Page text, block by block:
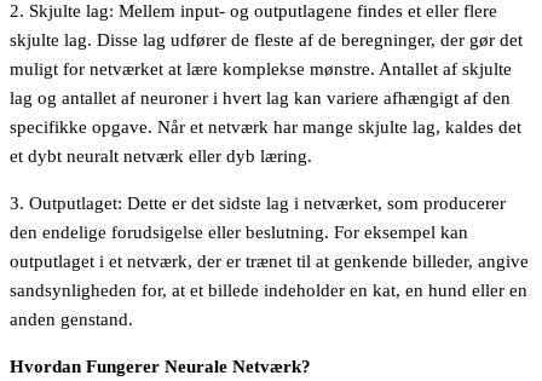
2. Skjulte lag: Mellem input- og outputlagene findes et eller flere
skjulte lag. Disse lag udfører de fleste af de beregninger, der gør det
muligt for netværket at lære komplekse mønstre. Antallet af skjulte
lag og antallet af neuroner i hvert lag kan variere afhængigt af den
specifikke opgave. Når et netværk har mange skjulte lag, kaldes det
et dybt neuralt netværk eller dyb læring.
3. Outputlaget: Dette er det sidste lag i netværket, som producerer
den endelige forudsigelse eller beslutning. For eksempel kan
outputlaget i et netværk, der er trænet til at genkende billeder, angive
sandsynligheden for, at et billede indeholder en kat, en hund eller en
anden genstand.
Hvordan Fungerer Neurale Netværk?